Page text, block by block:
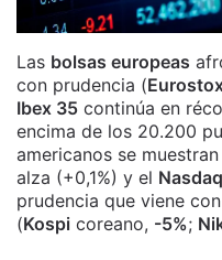
Las bolsas europeas
con prudencia (
Ibex 35 continúa en
encima de los 20.200
americanos se
alza (+0,1%) y el Nasdaq
prudencia que viene
(Kospi coreano, -5%;